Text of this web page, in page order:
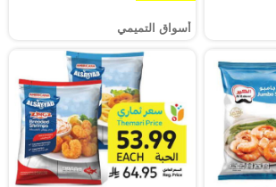
أسواق التميمي